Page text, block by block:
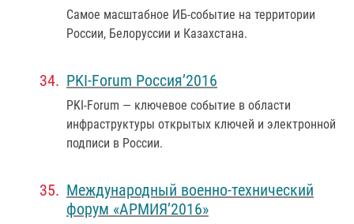
Самое масштабное ИБ-событие на территории
России, Белоруссии и Казахстана.
PKI-Forum Россия’2016
PKI-Forum — ключевое событие в области
инфраструктуры открытых ключей и электронной
подписи в России.
Международный военно-технический
форум «АРМИЯ’2016»